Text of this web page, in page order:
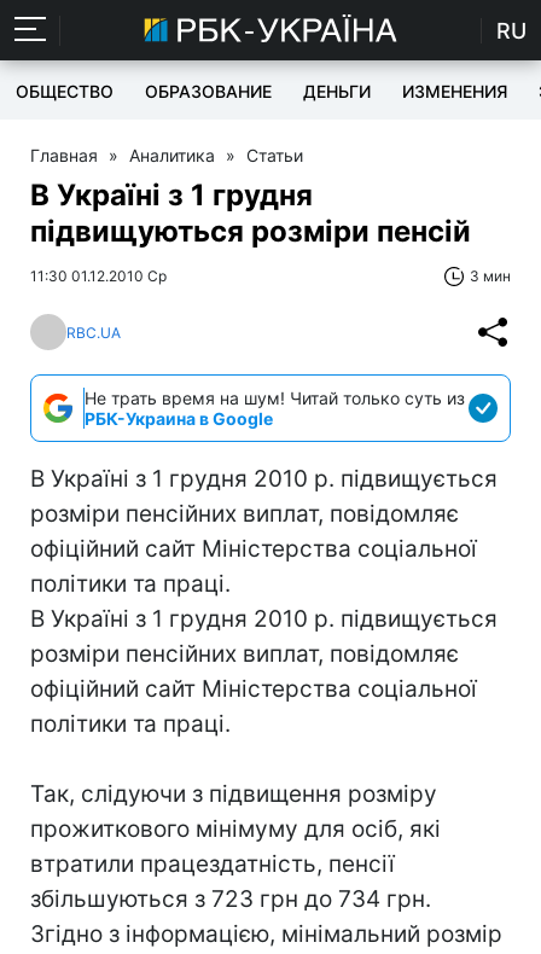
RU
ОБЩЕСТВО ОБРАЗОВАНИЕ ДЕНЬГИ ИЗМЕНЕНИЯ
Главная » Аналитика » Статьи
В Україні з 1 грудня
підвищуються розміри пенсій
11:30 01.12.2010 Ср 3 мин
RBC.UA
Не трать время на шум! Читай только суть из
РБК-Украина в Google
В Україні з 1 грудня 2010 р. підвищується
розміри пенсійних виплат, повідомляє
офіційний сайт Міністерства соціальної
політики та праці.
В Україні з 1 грудня 2010 р. підвищується
розміри пенсійних виплат, повідомляє
офіційний сайт Міністерства соціальної
політики та праці.
Так, слідуючи з підвищення розміру
прожиткового мінімуму для осіб, які
втратили працездатність, пенсії
збільшуються з 723 грн до 734 грн.
Згідно з інформацією, мінімальний розмір